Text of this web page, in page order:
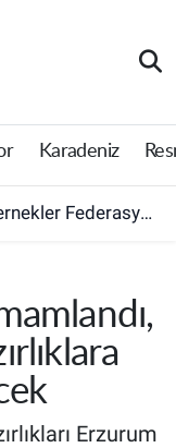
Karadeniz
Federasyonu açıldı
Erzurum